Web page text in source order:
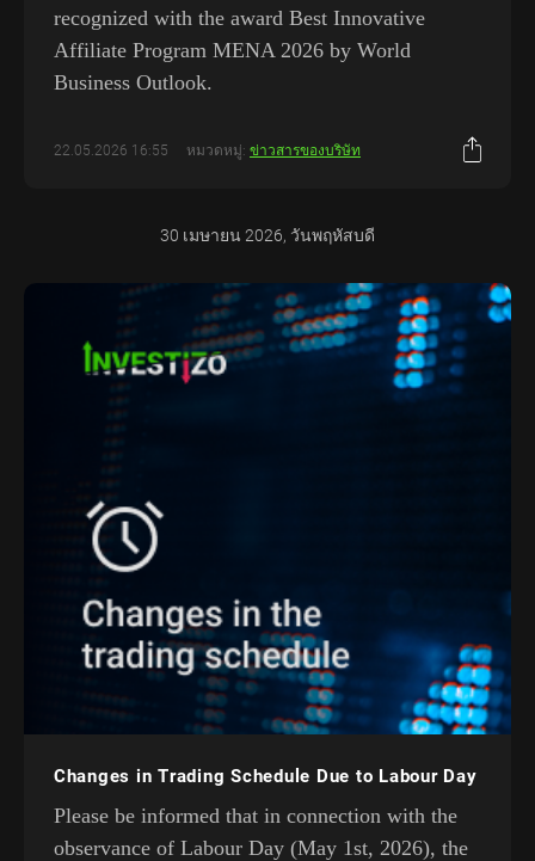
recognized with the award Best Innovative
Affiliate Program MENA 2026 by World
Business Outlook.
22.05.2026 16:55 หมวดหมู่: ข่าวสารของบริษัท
30 เมษายน 2026, วันพฤหัสบดี
Changes in Trading Schedule Due to Labour Day
Please be informed that in connection with the
observance of Labour Day (May 1st, 2026), the